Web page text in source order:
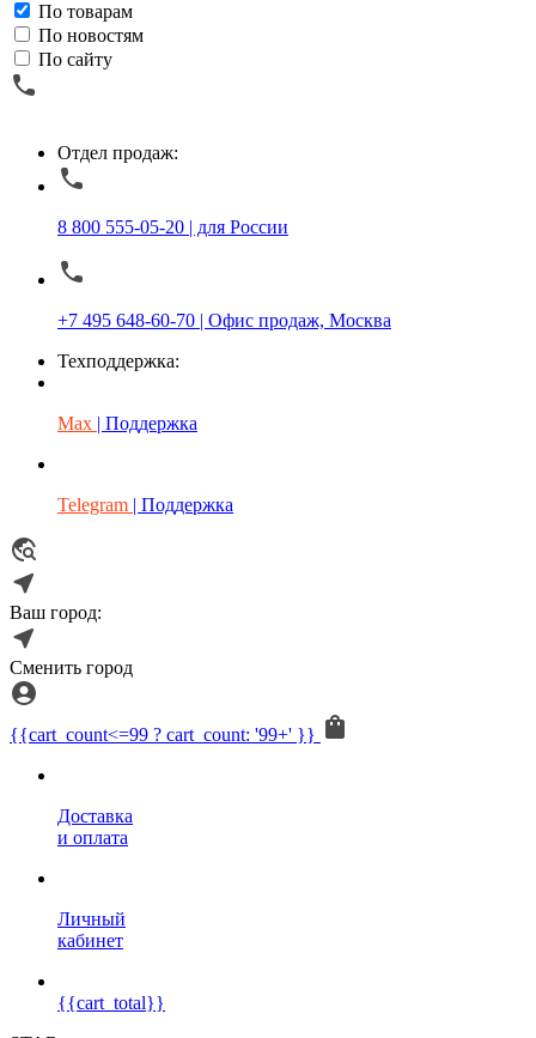
По товарам
По новостям
По сайту
Отдел продаж:
8 800 555-05-20 | для России
+7 495 648-60-70 | Офис продаж, Москва
Техподдержка:
Max | Поддержка
Telegram | Поддержка
Ваш город:
Сменить город
{{cart_count<=99 ? cart_count: '99+' }}
Доставка
и оплата
Личный
кабинет
{{cart_total}}